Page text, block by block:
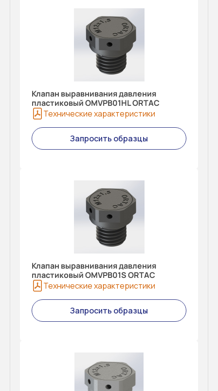
Клапан выравнивания давления
пластиковый OMVPB01HL ORTAC
Технические характеристики
Запросить образцы
Клапан выравнивания давления
пластиковый OMVPB01S ORTAC
Технические характеристики
Запросить образцы